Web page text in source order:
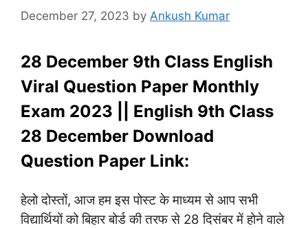
December 27, 2023 by Ankush Kumar
28 December 9th Class English
Viral Question Paper Monthly
Exam 2023 || English 9th Class
28 December Download
Question Paper Link:
हेलो दोस्तों, आज हम इस पोस्ट के माध्यम से आप सभी
विद्यार्थियों को बिहार बोर्ड की तरफ से 28 दिसंबर में होने वाले